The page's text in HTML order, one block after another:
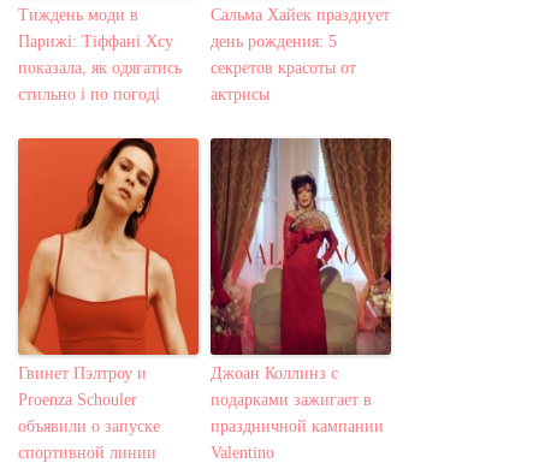
Тиждень моди в
Парижі: Тіффані Хсу
показала, як одягатись
стильно і по погоді
Сальма Хайек празднует
день рождения: 5
секретов красоты от
актрисы
Гвинет Пэлтроу и
Proenza Schouler
объявили о запуске
спортивной линии
Джоан Коллинз с
подарками зажигает в
праздничной кампании
Valentino